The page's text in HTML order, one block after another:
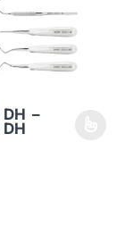
peuvent être
DH –
DHPlage de prix
a plusieurs